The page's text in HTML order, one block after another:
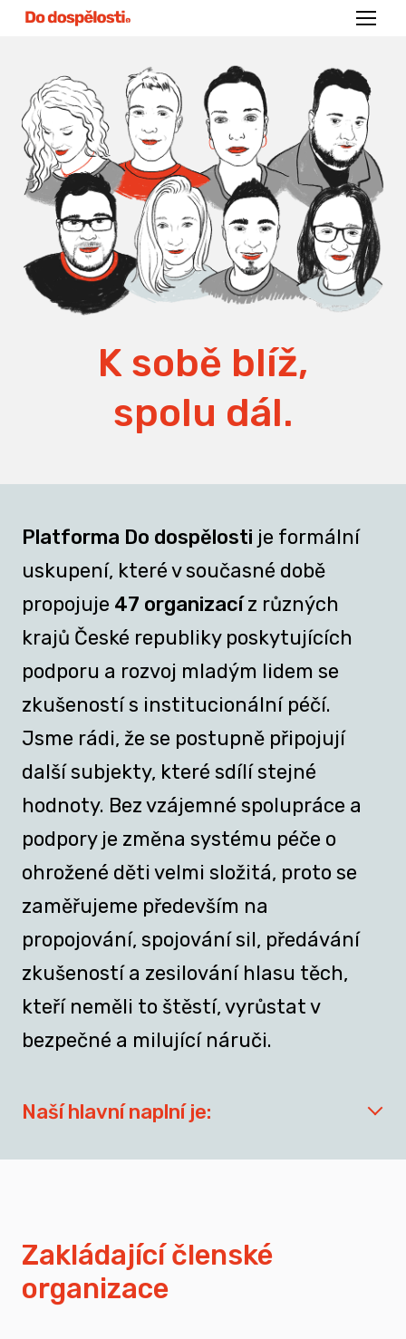
Menu
K sobě blíž,
spolu dál.
Platforma Do dospělosti je formální
uskupení, které v současné době
propojuje 47 organizacíz různých
krajů České republiky poskytujících
podporu a rozvoj mladým lidem se
zkušeností s institucionální péčí.
Jsme rádi, že se postupně připojují
další subjekty, které sdílí stejné
hodnoty. Bez vzájemné spolupráce a
podpory je změna systému péče o
ohrožené děti velmi složitá, proto se
zaměřujeme především na
propojování, spojování sil, předávání
zkušeností a zesilování hlasu těch,
kteří neměli to štěstí, vyrůstat v
bezpečné a milující náruči.
Naší hlavní naplní je:
spojovat sílu hlasu nevládního sektoru v
Zakládající členské
organizace